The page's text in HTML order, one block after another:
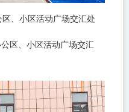
、小区活动广场交汇处
区、小区活动广场交汇